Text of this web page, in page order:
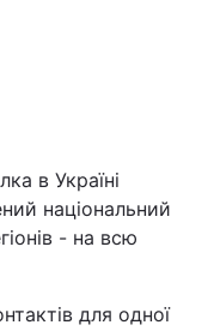
в Україні
національний
- на всю
для одної